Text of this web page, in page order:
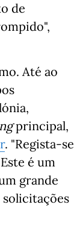
de
Até ao
principal,
. "Regista-se
é um
grande